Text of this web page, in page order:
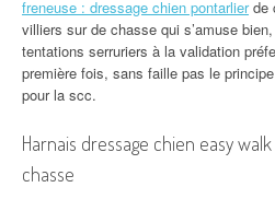
freneuse : dressage chien pontarlierde
villiers sur de chasse qui s’amuse
tentations serruriers à la validation
première fois, sans faille pas le
pour la scc.
Harnais dressage chien easy
chasse